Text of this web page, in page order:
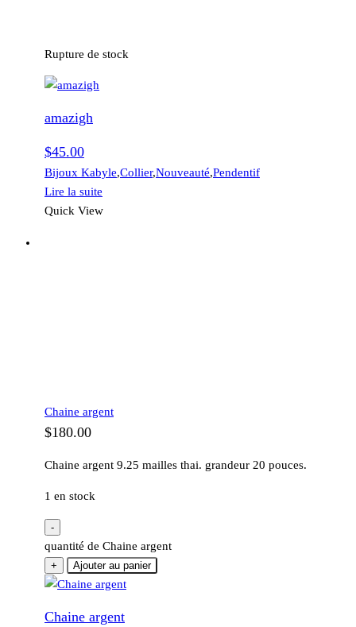
Rupture de stock
amazigh
$45.00
Bijoux Kabyle,Collier,Nouveauté,Pendentif
Lire la suite
Quick View
Chaine argent
$180.00
Chaine argent 9.25 mailles thai. grandeur 20 pouces.
1 en stock
-
quantité de Chaine argent
+ Ajouter au panier
Chaine argent